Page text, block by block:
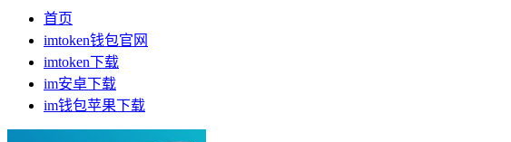
首页
imtoken钱包官网
imtoken下载
im安卓下载
im钱包苹果下载